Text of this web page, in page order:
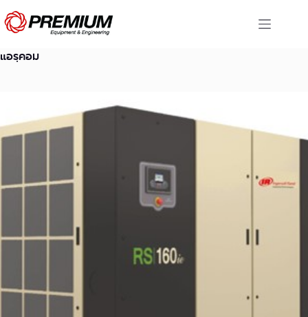
Skip
to
content
แอรฺคอม